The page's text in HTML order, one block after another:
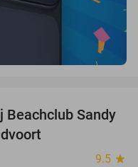
34%
Beachclub Sandy
9.5 star